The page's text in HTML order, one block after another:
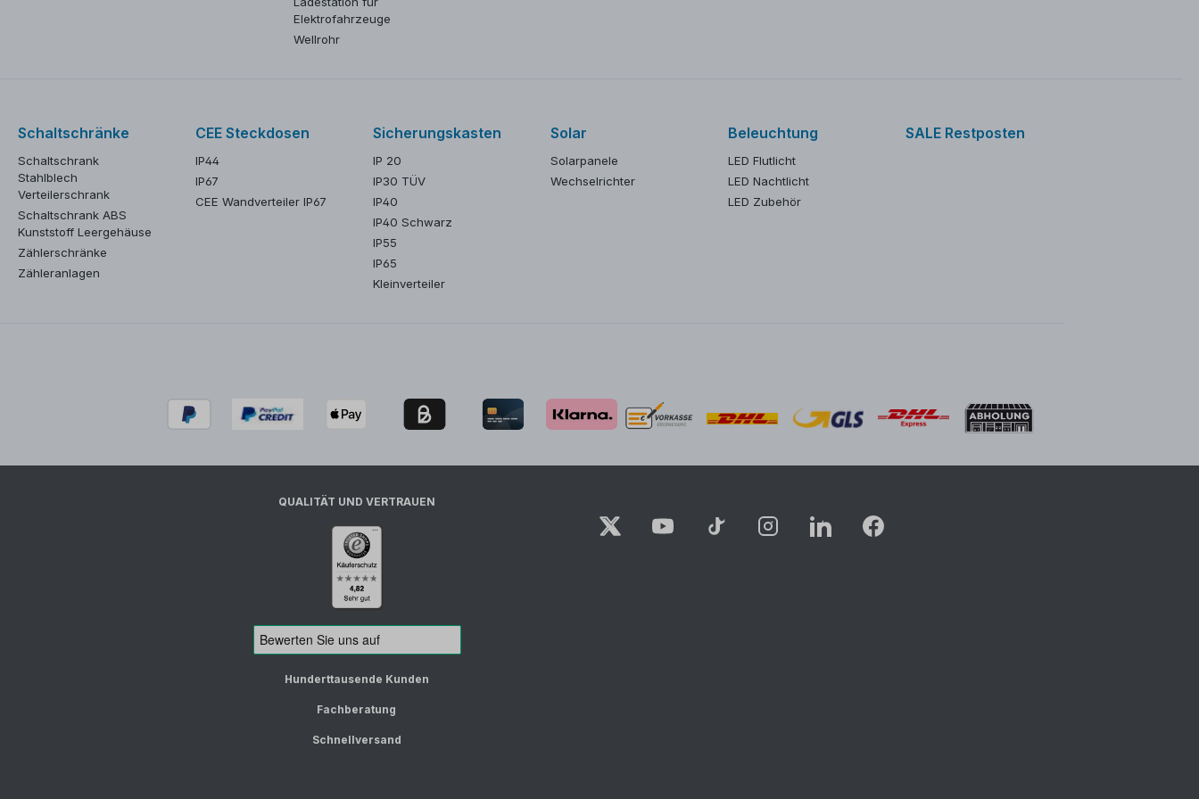
Elektrofahrzeuge
Wellrohr
Schaltschränke
Schaltschrank
Stahlblech
Verteilerschrank
Schaltschrank ABS
Kunststoff Leergehäuse
Zählerschränke
Zähleranlagen
CEE Steckdosen
IP44
IP67
CEE Wandverteiler IP67
Sicherungskasten
IP 20
IP30 TÜV
IP40
IP40 Schwarz
IP55
IP65
Kleinverteiler
Solar
Solarpanele
Wechselrichter
Beleuchtung
LED Flutlicht
LED Nachtlicht
LED Zubehör
SALE Restposten
QUALITÄT UND VERTRAUEN
Hunderttausende Kunden
Fachberatung
Schnellversand